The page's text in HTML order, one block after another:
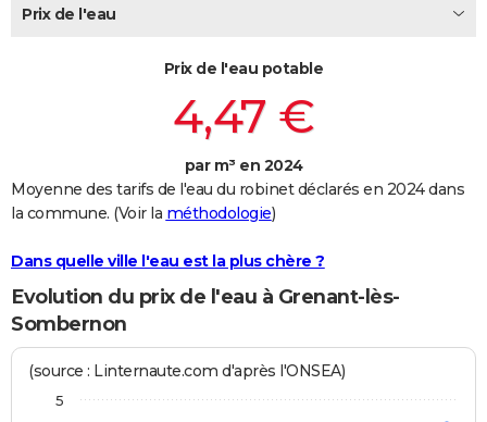
Bricolage
Lifestyle
Culture
Sport
Auto
Television
Voyage
Cinema
Prix de l'eau
Prix de l'eau potable
4,47 €
par m³ en 2024
Moyenne des tarifs de l'eau du robinet déclarés en 2024 dans
la commune. (Voir la méthodologie)
Dans quelle ville l'eau est la plus chère ?
Evolution du prix de l'eau à Grenant-lès-
Sombernon
(source : Linternaute.com d'après l'ONSEA)
5